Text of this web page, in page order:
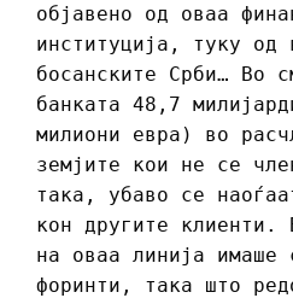
објавено од оваа
институција, туку од
босанските Срби… Во
банката 48,7
милиони евра) во
земјите кои не се
така, убаво се
кон другите клиенти.
на оваа линија имаше
форинти, така што